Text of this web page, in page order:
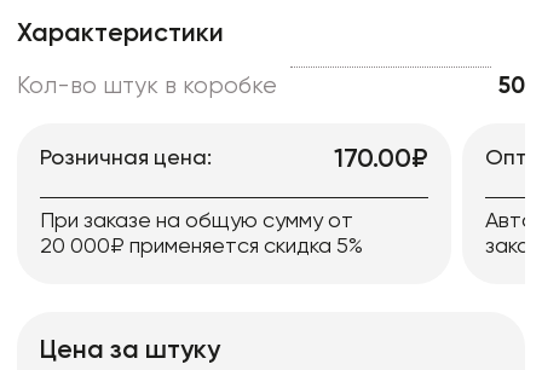
Характеристики
Кол-во штук в коробке 50
Розничная цена: 170.00₽
При заказе на общую сумму от
20 000₽ применяется скидка 5%
Цена за штуку